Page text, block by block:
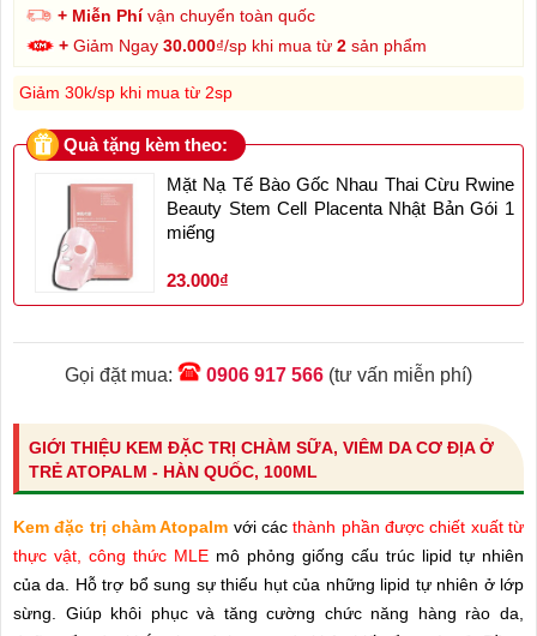
+ Miễn Phívận chuyển toàn quốc
+ Giảm Ngay30.000₫/sp khi mua từ2 sản phẩm
Giảm 30k/sp khi mua từ 2sp
Quà tặng kèm theo:
Mặt Nạ Tế Bào Gốc Nhau Thai Cừu Rwine
Beauty Stem Cell Placenta Nhật Bản Gói 1
miếng
23.000₫
Gọi đặt mua: 0906 917 566 (tư vấn miễn phí)
GIỚI THIỆU KEM ĐẶC TRỊ CHÀM SỮA, VIÊM DA CƠ ĐỊA Ở
TRẺ ATOPALM - HÀN QUỐC, 100ML
Kem đặc trị chàm Atopalm với các thành phần được chiết xuất từ
thực vật, công thức MLE mô phỏng giống cấu trúc lipid tự nhiên
của da. Hỗ trợ bổ sung sự thiếu hụt của những lipid tự nhiên ở lớp
sừng. Giúp khôi phục và tăng cường chức năng hàng rào da,